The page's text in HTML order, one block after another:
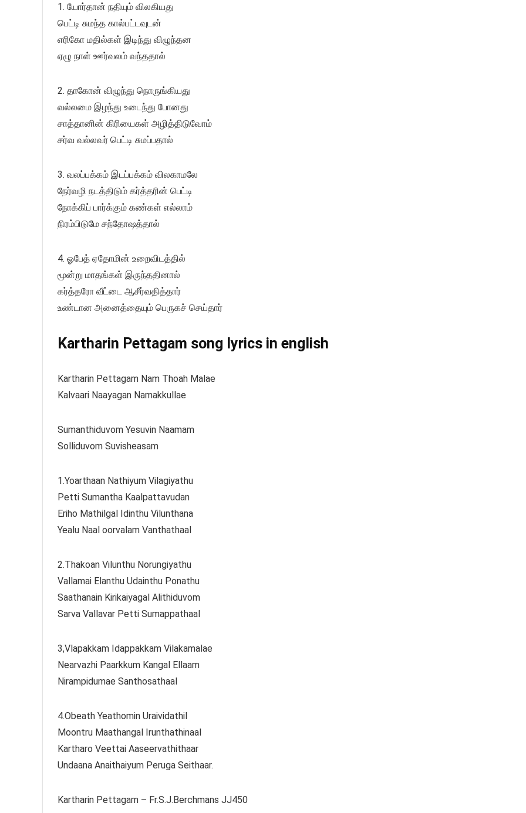
1. யோர்தான் நதியும் விலகியது
பெட்டி சுமந்த கால்பட்டவுடன்
எரிகோ மதில்கள் இடிந்து விழுந்தன
ஏழு நாள் ஊர்வலம் வந்ததால்
2. தாகோன் விழுந்து நொருங்கியது
வல்லமை இழந்து உடைந்து போனது
சாத்தானின் கிரியைகள் அழித்திடுவோம்
சர்வ வல்லவர் பெட்டி சுமப்பதால்
3. வலப்பக்கம் இடப்பக்கம் விலகாமலே
நேர்வழி நடத்திடும் கர்த்தரின் பெட்டி
நோக்கிப் பார்க்கும் கண்கள் எல்லாம்
நிரம்பிடுமே சந்தோஷத்தால்
4. ஓபேத் ஏதோமின் உறைவிடத்தில்
மூன்று மாதங்கள் இருந்ததினால்
கர்த்தரோ வீட்டை ஆசீர்வதித்தார்
உண்டான அனைத்தையும் பெருகச் செய்தார்
Kartharin Pettagam song lyrics in english
Kartharin Pettagam Nam Thoah Malae
Kalvaari Naayagan Namakkullae
Sumanthiduvom Yesuvin Naamam
Solliduvom Suvisheasam
1.Yoarthaan Nathiyum Vilagiyathu
Petti Sumantha Kaalpattavudan
Eriho Mathilgal Idinthu Vilunthana
Yealu Naal oorvalam Vanthathaal
2.Thakoan Vilunthu Norungiyathu
Vallamai Elanthu Udainthu Ponathu
Saathanain Kirikaiyagal Alithiduvom
Sarva Vallavar Petti Sumappathaal
3,Vlapakkam Idappakkam Vilakamalae
Nearvazhi Paarkkum Kangal Ellaam
Nirampidumae Santhosathaal
4.Obeath Yeathomin Uraividathil
Moontru Maathangal Irunthathinaal
Kartharo Veettai Aaseervathithaar
Undaana Anaithaiyum Peruga Seithaar.
Kartharin Pettagam – Fr.S.J.Berchmans JJ450